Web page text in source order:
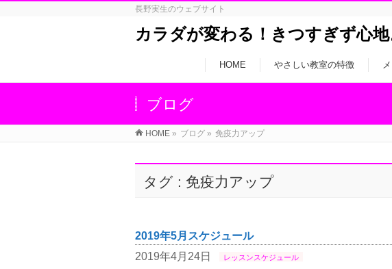
長野実生のウェブサイト
カラダが変わる！きつすぎず心
HOME やさしい教室の特徴
ブログ
HOME » ブログ » 免疫力アップ
タグ : 免疫力アップ
2019年5月スケジュール
2019年4月24日
レッスンスケジュール